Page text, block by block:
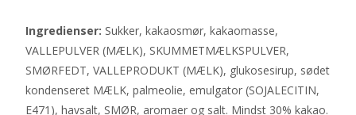
Ingredienser: Sukker, kakaosmør, kakaomasse,
VALLEPULVER (MÆLK), SKUMMETMÆLKSPULVER,
SMØRFEDT, VALLEPRODUKT (MÆLK), glukosesirup, sødet
kondenseret MÆLK, palmeolie, emulgator (SOJALECITIN,
E471), havsalt, SMØR, aromaer og salt. Mindst 30% kakao.